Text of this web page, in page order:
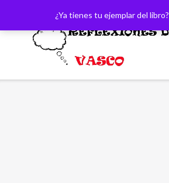
¿Ya tienes tu ejemplar del libro?
contenido